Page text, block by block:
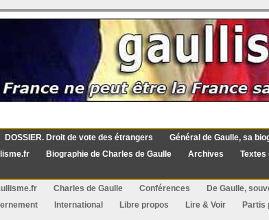
DOSSIER. Droit de vote des étrangers Général de Gaulle, sa
Biographie de Charles de Gaulle Archives Textes
Charles de Gaulle Conférences De Gaulle,
International Libre propos Lire & Voir Partis